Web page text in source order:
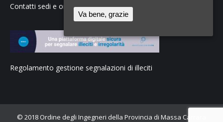
Contatti sedi e orari
Regolamento gestione segnalazioni di illeciti
© 2018 Ordine degli Ingegneri della Provincia di Massa Carrara
Va bene, grazie